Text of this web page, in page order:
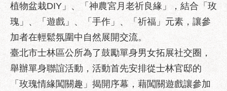
流
化
性
騷
防
治
植物盆栽DIY」、「神農宮月老祈良緣」，結合「玫
瑰」、「遊戲」、「手作」、「祈福」元素，讓參
加者在輕鬆氛圍中自然展開交流。
臺北市士林區公所為了鼓勵單身男女拓展社交圈，
舉辦單身聯誼活動，活動首先安排從士林官邸的
「玫瑰情緣闖關趣」揭開序幕，藉闖關遊戲讓參加